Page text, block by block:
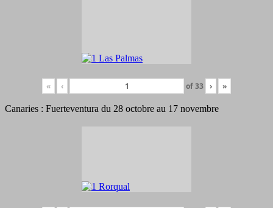
« ‹ of33 › »
Canaries : Fuerteventura du 28 octobre au 17 novembre